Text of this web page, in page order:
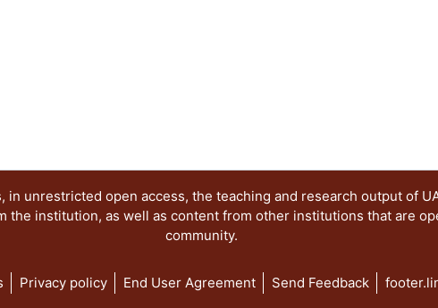
apuntaló la lucha democrática a varios niveles y
lugar, al problematizar el carácter y singularidad de
movimiento #YoSoy132, así como sus afluentes y
unrestricted open access, the teaching and research output of
the institution, as well as content from other institutions that are
community.
Privacy policy End User Agreement Send Feedback